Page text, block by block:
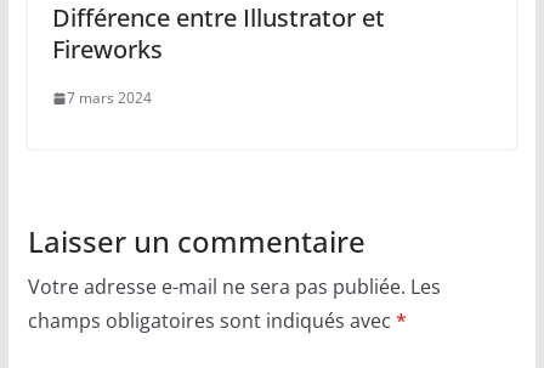
Différence entre Illustrator et
Fireworks
7 mars 2024
Laisser un commentaire
Votre adresse e-mail ne sera pas publiée. Les
champs obligatoires sont indiqués avec *